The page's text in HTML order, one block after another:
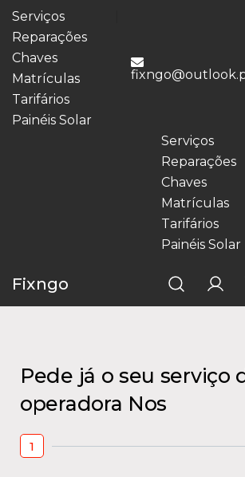
Serviços
Reparações
Chaves
Matrículas
Tarifários
Painéis Solar
Serviços
Reparações
Chaves
Matrículas
Tarifários
Painéis Solar
Fixngo
Pede já o seu serviço
operadora Nos
1